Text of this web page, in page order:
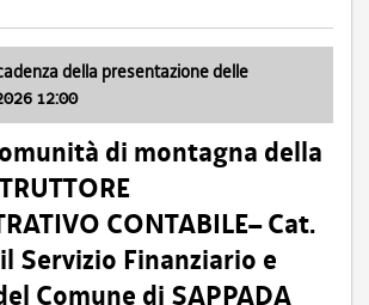
della presentazione delle
12:00
di montagna della
CONTABILE– Cat.
Servizio Finanziario e
Comune di SAPPADA